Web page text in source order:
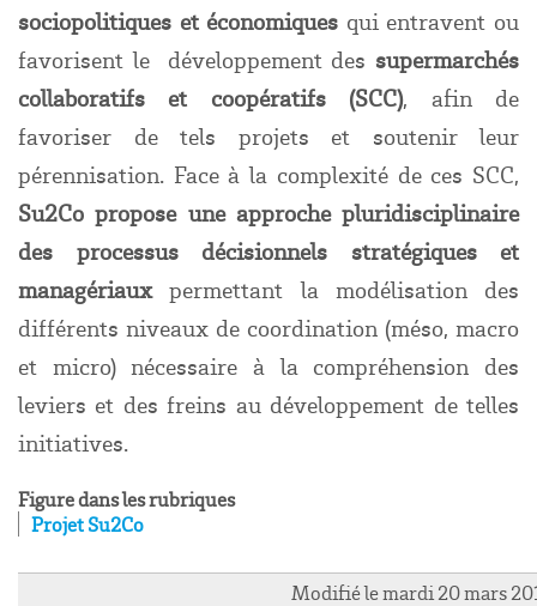
sociopolitiques et économiques qui entravent ou
favorisent le développement des supermarchés
collaboratifs et coopératifs (SCC), afin de
favoriser de tels projets et soutenir leur
pérennisation. Face à la complexité de ces SCC,
Su2Co propose une approche pluridisciplinaire
des processus décisionnels stratégiques et
managériauxpermettant la modélisation des
différents niveaux de coordination (méso, macro
et micro) nécessaire à la compréhension des
leviers et des freins au développement de telles
initiatives.
Figure dans les rubriques
Projet Su2Co
Modifié le mardi 20 mars